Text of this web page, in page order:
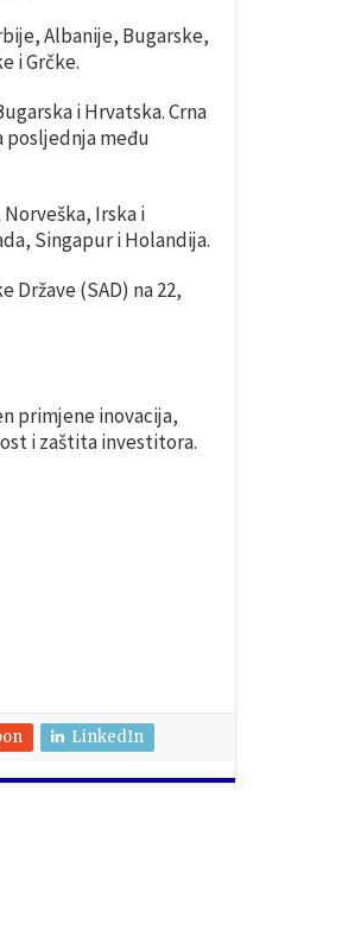
Albanije, Bugarske,
i Grčke.
i Hrvatska. Crna
posljednja među
Irska i
Singapur i Holandija.
Države (SAD) na 22,
primjene inovacija,
i zaštita investitora.
LinkedIn